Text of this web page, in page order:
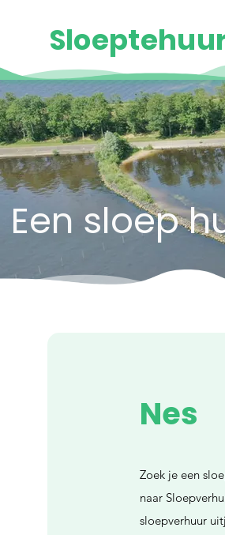
Een sloep
Nes
Zoek je een
naar
sloepverhuur